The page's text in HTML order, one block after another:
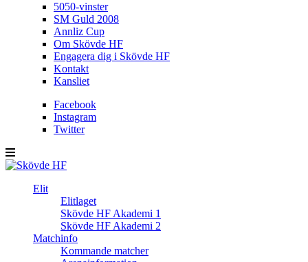
5050-vinster
SM Guld 2008
Annliz Cup
Om Skövde HF
Engagera dig i Skövde HF
Kontakt
Kansliet
Facebook
Instagram
Twitter
Elit
Elitlaget
Skövde HF Akademi 1
Skövde HF Akademi 2
Matchinfo
Kommande matcher